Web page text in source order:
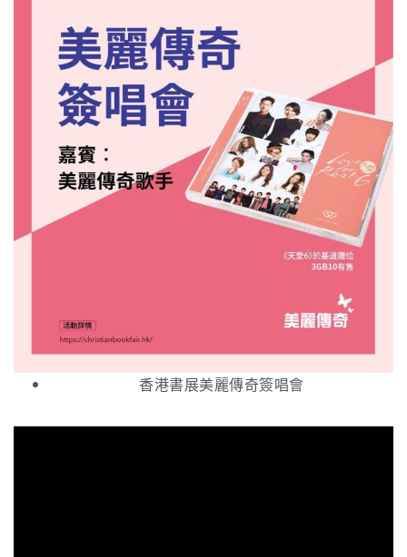
香港書展美麗傳奇簽唱會